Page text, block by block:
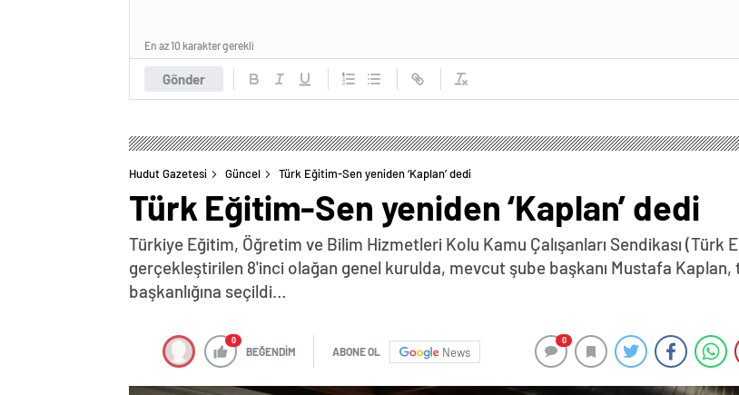
Gönder
En az 10 karakter gerekli
Hudut Gazetesi Güncel Türk Eğitim-Sen yeniden ‘Kaplan’ dedi
Türk Eğitim-Sen yeniden ‘Kaplan’ dedi
Türkiye Eğitim, Öğretim ve Bilim Hizmetleri Kolu Kamu Çalışanları Sendikası (Türk
gerçekleştirilen 8'inci olağan genel kurulda, mevcut şube başkanı Mustafa
başkanlığına seçildi…
0
BEĞENDİM ABONE OL News
0